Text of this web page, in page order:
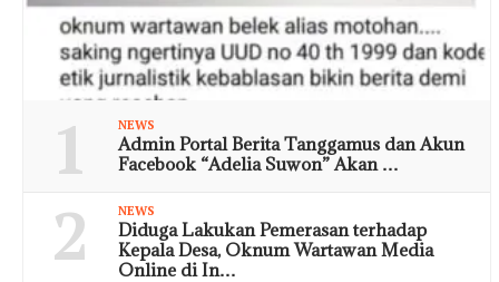
1 NEWS
Admin Portal Berita Tanggamus dan Akun
Facebook “Adelia Suwon” Akan …
2 NEWS
Diduga Lakukan Pemerasan terhadap
Kepala Desa, Oknum Wartawan Media
Online di In…